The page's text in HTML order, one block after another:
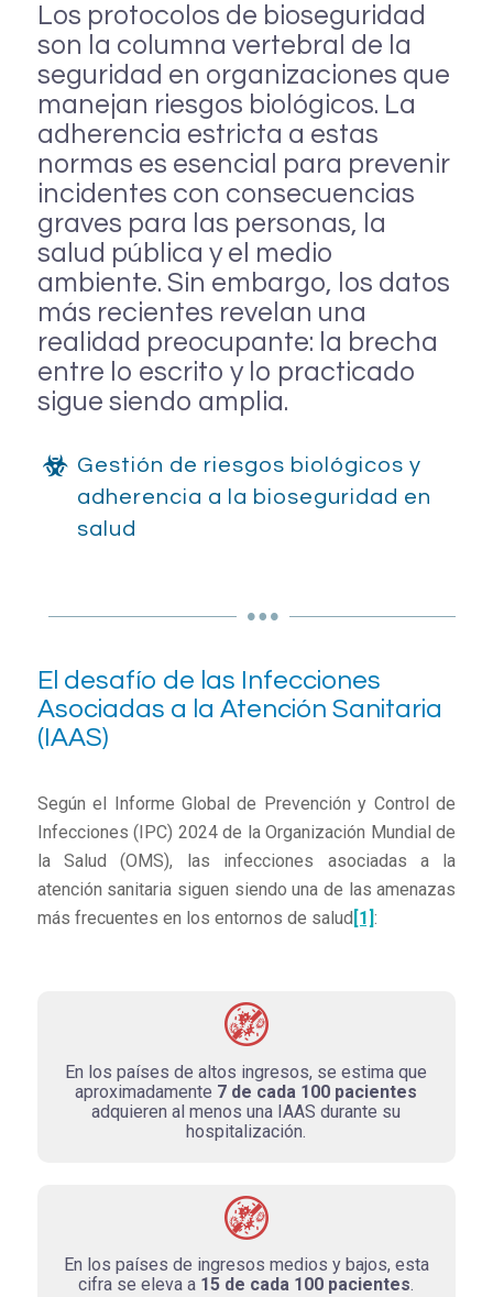
Los protocolos de bioseguridad
son la columna vertebral de la
seguridad en organizaciones que
manejan riesgos biológicos. La
adherencia estricta a estas
normas es esencial para prevenir
incidentes con consecuencias
graves para las personas, la
salud pública y el medio
ambiente. Sin embargo, los datos
más recientes revelan una
realidad preocupante: la brecha
entre lo escrito y lo practicado
sigue siendo amplia.
Gestión de riesgos biológicos y
adherencia a la bioseguridad en
salud
El desafío de las Infecciones
Asociadas a la Atención Sanitaria
(IAAS)
Según el Informe Global de Prevención y Control de
Infecciones (IPC) 2024 de la Organización Mundial de
la Salud (OMS), las infecciones asociadas a la
atención sanitaria siguen siendo una de las amenazas
más frecuentes en los entornos de salud [1]:
En los países de altos ingresos, se estima que
aproximadamente 7 de cada 100 pacientes
adquieren al menos una IAAS durante su
hospitalización.
En los países de ingresos medios y bajos, esta
cifra se eleva a 15 de cada 100 pacientes.